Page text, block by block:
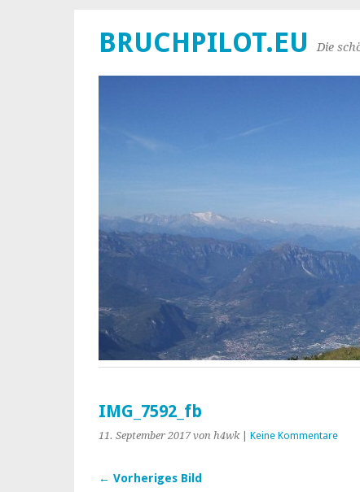
BRUCHPILOT.EU Die
IMG_7592_fb
11. September 2017 von h4wk| Keine Kommentare
← Vorheriges Bild